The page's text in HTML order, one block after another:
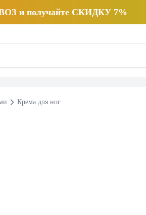
и получайте СКИДКУ 7%
Крема для ног